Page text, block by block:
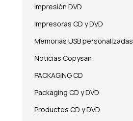
Impresión DVD
Impresoras CD y DVD
Memorias USB personalizadas
Noticias Copysan
PACKAGING CD
Packaging CD y DVD
Productos CD y DVD